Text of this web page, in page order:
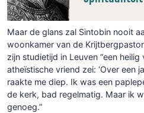
Maar de glans zal Sintobin nooit
woonkamer van de
zijn studietijd in Leuven “een heilig
atheïstische vriend zei: ‘Over een
raakte me diep. Ik was een
de kerk, bad regelmatig. Maar ik
genoeg.”